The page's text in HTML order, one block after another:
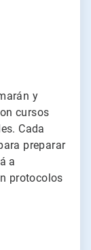
y
cursos
Cada
preparar
a
protocolos